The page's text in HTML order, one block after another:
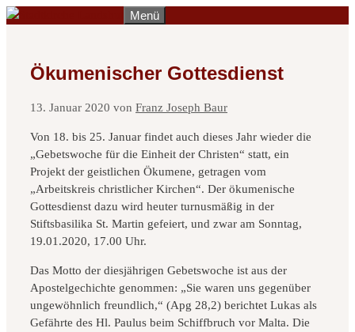
Zum
Menü
Ökumenischer Gottesdienst
13. Januar 2020 von Franz Joseph Baur
Von 18. bis 25. Januar findet auch dieses Jahr wieder die
„Gebetswoche für die Einheit der Christen“ statt, ein
Projekt der geistlichen Ökumene, getragen vom
„Arbeitskreis christlicher Kirchen“. Der ökumenische
Gottesdienst dazu wird heuter turnusmäßig in der
Stiftsbasilika St. Martin gefeiert, und zwar am Sonntag,
19.01.2020, 17.00 Uhr.
Das Motto der diesjährigen Gebetswoche ist aus der
Apostelgechichte genommen: „Sie waren uns gegenüber
ungewöhnlich freundlich,“ (Apg 28,2) berichtet Lukas als
Gefährte des Hl. Paulus beim Schiffbruch vor Malta. Die